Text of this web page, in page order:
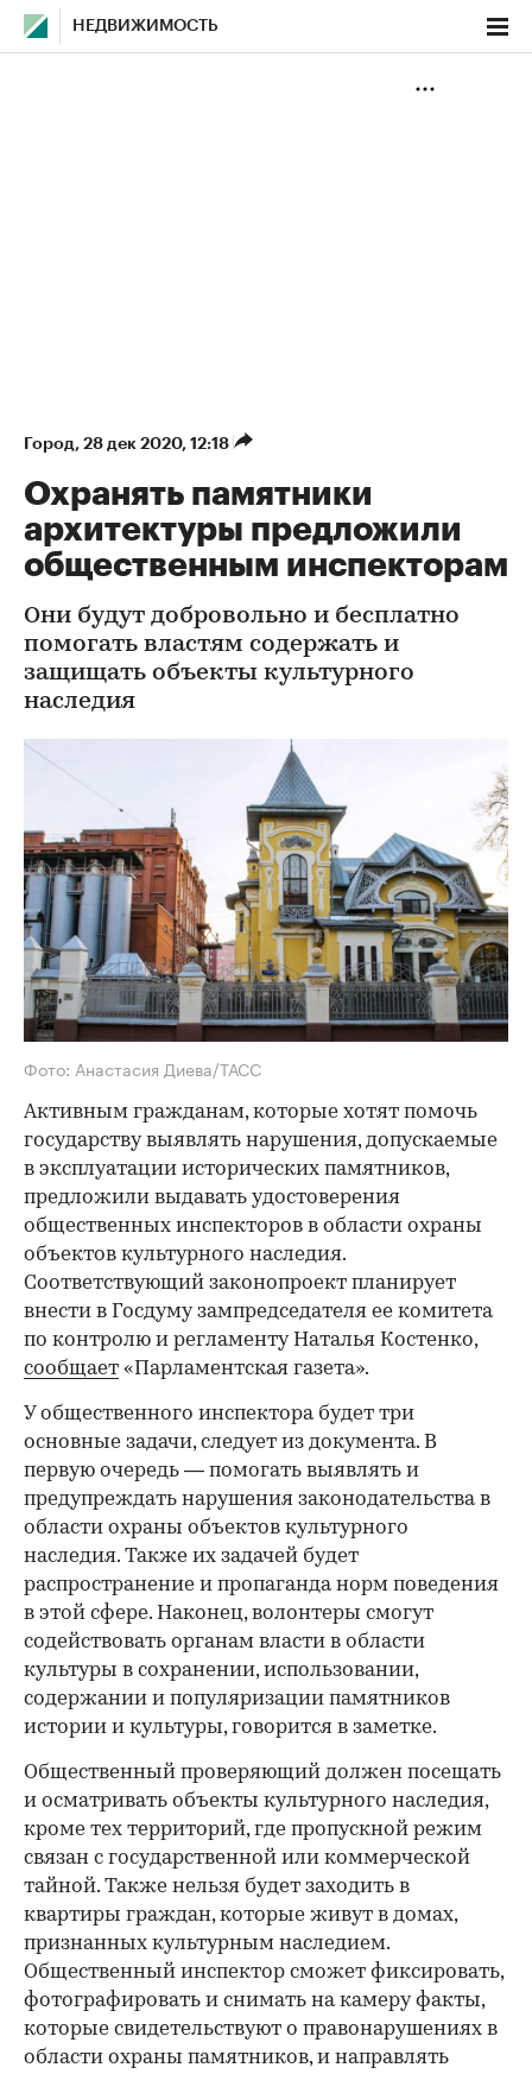
НЕДВИЖИМОСТЬ
Город⁠, 28 дек 2020, 12:18
Охранять памятники
архитектуры предложили
общественным инспекторам
Они будут добровольно и бесплатно
помогать властям содержать и
защищать объекты культурного
наследия
Фото: Анастасия Диева/ТАСС
Активным гражданам, которые хотят помочь
государству выявлять нарушения, допускаемые
в эксплуатации исторических памятников,
предложили выдавать удостоверения
общественных инспекторов в области охраны
объектов культурного наследия.
Соответствующий законопроект планирует
внести в Госдуму зампредседателя ее комитета
по контролю и регламенту Наталья Костенко,
сообщает «Парламентская газета».
У общественного инспектора будет три
основные задачи, следует из документа. В
первую очередь — помогать выявлять и
предупреждать нарушения законодательства в
области охраны объектов культурного
наследия. Также их задачей будет
распространение и пропаганда норм поведения
в этой сфере. Наконец, волонтеры смогут
содействовать органам власти в области
культуры в сохранении, использовании,
содержании и популяризации памятников
истории и культуры, говорится в заметке.
Общественный проверяющий должен посещать
и осматривать объекты культурного наследия,
кроме тех территорий, где пропускной режим
связан с государственной или коммерческой
тайной. Также нельзя будет заходить в
квартиры граждан, которые живут в домах,
признанных культурным наследием.
Общественный инспектор сможет фиксировать,
фотографировать и снимать на камеру факты,
которые свидетельствуют о правонарушениях в
области охраны памятников, и направлять